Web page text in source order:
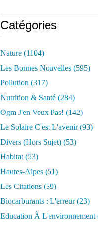
Catégories
Nature (1104)
Les Bonnes Nouvelles (595)
Pollution (317)
Nutrition & Santé (284)
Ogm J'en Veux Pas! (142)
Le Solaire C'est L'avenir(93)
Divers (hors Sujet) (53)
Habitat (53)
Hautes-Alpes (51)
Les Citations (39)
Biocarburants : L'erreur(23)
Education À L'environnement